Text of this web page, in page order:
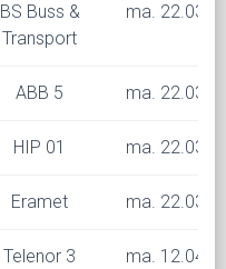
BS Buss &
Transport
ma. 22.03
ABB 5 ma. 22.03
HIP 01 ma. 22.03
Eramet ma. 22.03
Telenor 3 ma. 12.04